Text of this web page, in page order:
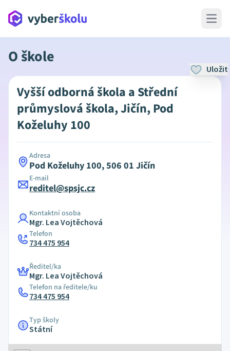
Open
O škole
Uložit
Vyšší odborná škola a Střední
průmyslová škola, Jičín, Pod
Koželuhy 100
Adresa
Pod Koželuhy 100, 506 01 Jičín
E-mail
reditel@spsjc.cz
Kontaktní osoba
Mgr. Lea Vojtěchová
Telefon
734 475 954
Ředitel/ka
Mgr. Lea Vojtěchová
Telefon na ředitele/ku
734 475 954
Typ školy
Státní